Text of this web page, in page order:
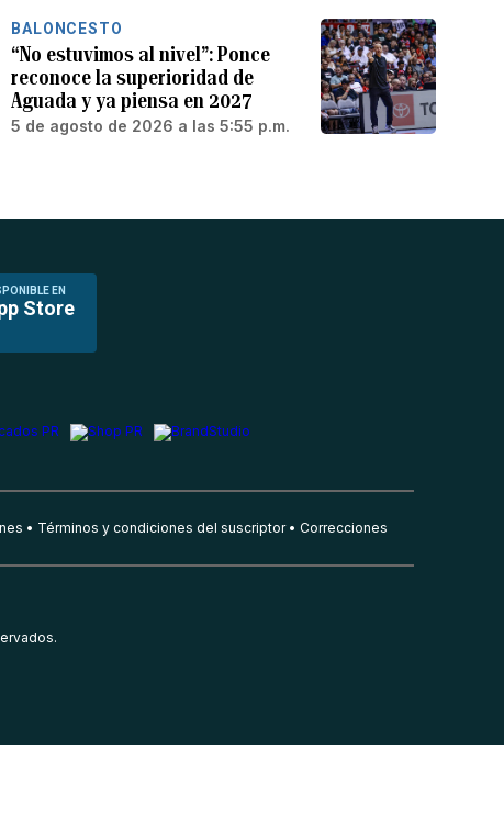
BALONCESTO
“No estuvimos al nivel”: Ponce
reconoce la superioridad de
Aguada y ya piensa en 2027
5 de agosto de 2026 a las 5:55 p.m.
EN
Store
Términos y condiciones del suscriptor Correcciones